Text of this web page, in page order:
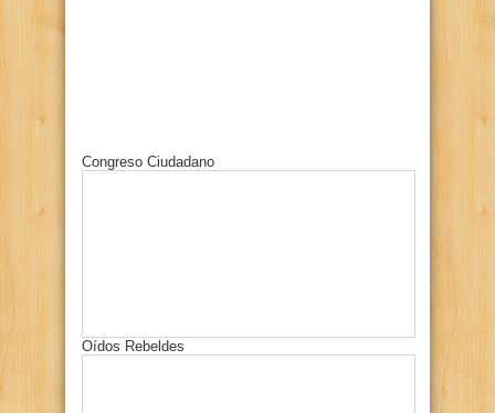
Congreso Ciudadano
Oídos Rebeldes